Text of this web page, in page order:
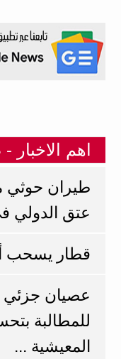
اهم الاخبار - صحيفة 4
طيران حوثي
عتق الدولي
قطار يسحب أماً
عصيان جزئي
للمطالبة
المعيشية ...